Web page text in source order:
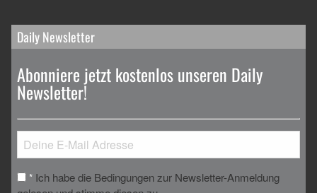
Daily Newsletter
Abonniere jetzt kostenlos unseren Daily
Newsletter!
* Ich habe die Bedingungen zur Newsletter-Anmeldung